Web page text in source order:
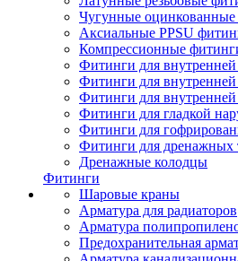
Чугунные
Аксиальные PPSU
Компрессионные
Фитинги для внутренней
Фитинги для
Фитинги для
Фитинги для гладкой
Фитинги для
Фитинги для дренажных
Дренажные колодцы
Фитинги
Шаровые краны
Арматура для радиаторов
Арматура
Предохранительная